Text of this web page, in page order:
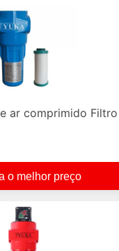
ar comprimido
o melhor preço